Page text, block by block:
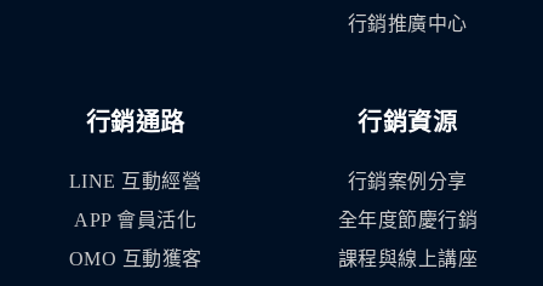
行銷推廣中心
行銷通路
LINE 互動經營
APP 會員活化
OMO 互動獲客
行銷資源
行銷案例分享
全年度節慶行銷
課程與線上講座